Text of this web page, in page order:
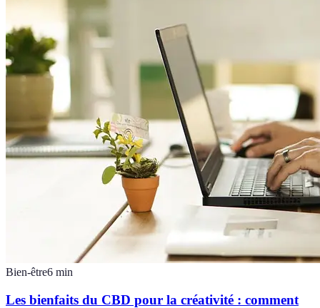
Bien-être6 min
Les bienfaits du CBD pour la créativité : comment